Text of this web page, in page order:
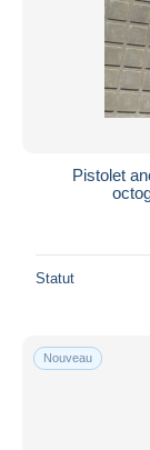
Pistolet
Statut
Nouveau